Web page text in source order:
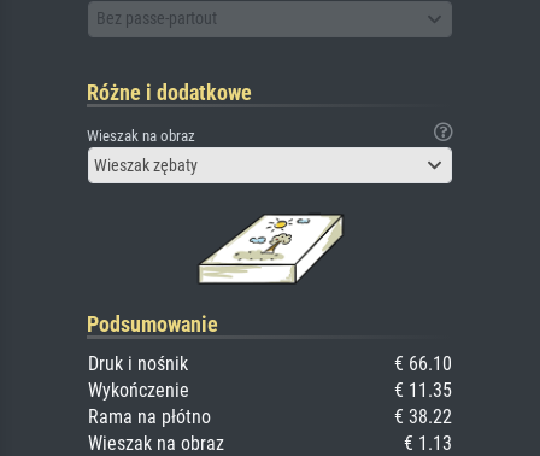
Bez passe-partout
Różne i dodatkowe
Wieszak na obraz
Wieszak zębaty
Podsumowanie
Druk i nośnik
€ 66.10
Wykończenie
€ 11.35
Rama na płótno
€ 38.22
Wieszak na obraz
€ 1.13